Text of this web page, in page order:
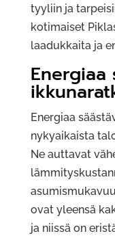
tyyliin ja
kotimaiset
laadukkaita ja
Energiaa
Energiaa
nykyaikaista
Ne auttavat
ovat yleensä
ja niissä on